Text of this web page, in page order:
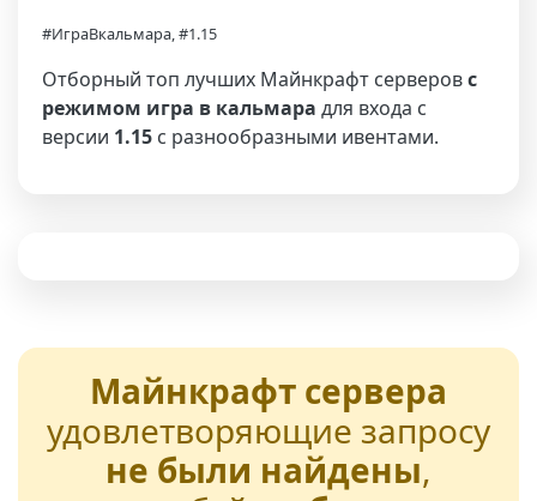
#ИграВкальмара, #1.15
Отборный топ лучших Майнкрафт серверовс
режимом игра в кальмара для входа с
версии 1.15 с разнообразными ивентами.
Майнкрафт сервера
удовлетворяющие запросу
не были найдены,